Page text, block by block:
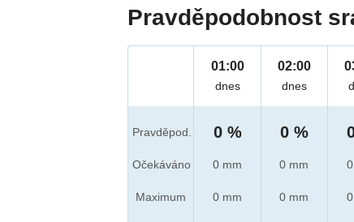
Pravděpodobnost
Pravděpod.
Očekáváno
Maximum
01:00
dnes
0 %
0 mm
0 mm
02:00
dnes
0 %
0 mm
0 mm